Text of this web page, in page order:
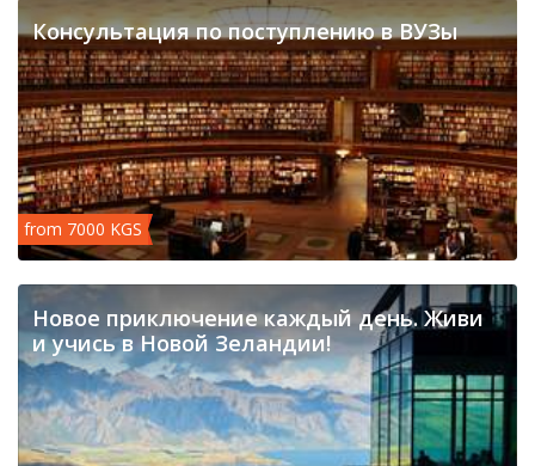
Консультация по поступлению в ВУЗы
from 7000 KGS
Новое приключение каждый день. Живи
и учись в Новой Зеландии!